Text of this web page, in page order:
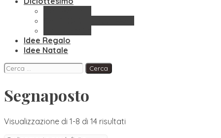
Idee Regalo
Idee Natale
Facebook
Instagram
Pinterest
Ricerca
Segnaposto
Visualizzazione di 1-8 di 14 risultati